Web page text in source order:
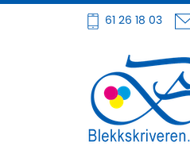
Hoppe
innhold
61 26 18 03